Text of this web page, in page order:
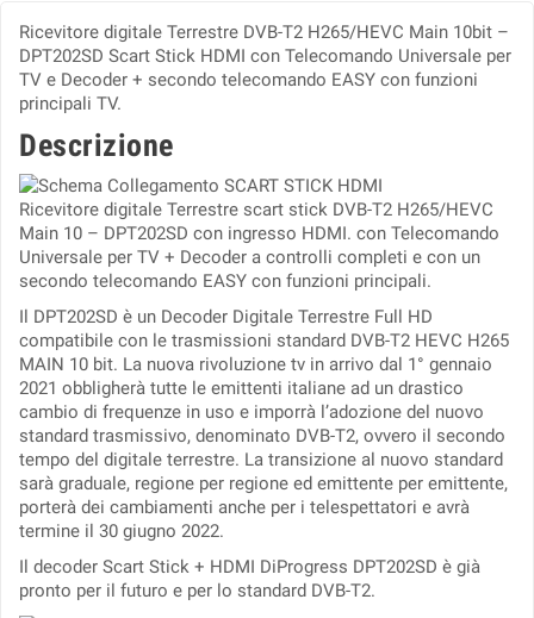
Ricevitore digitale Terrestre DVB-T2 H265/HEVC Main 10bit –
DPT202SD Scart Stick HDMI con Telecomando Universale per
TV e Decoder + secondo telecomando EASY con funzioni
principali TV.
Descrizione
Ricevitore digitale Terrestre scart stick DVB-T2 H265/HEVC
Main 10 – DPT202SD con ingresso HDMI. con Telecomando
Universale per TV + Decoder a controlli completi e con un
secondo telecomando EASY con funzioni principali.
Il DPT202SD è un Decoder Digitale Terrestre Full HD
compatibile con le trasmissioni standard DVB-T2 HEVC H265
MAIN 10 bit. La nuova rivoluzione tv in arrivo dal 1° gennaio
2021 obbligherà tutte le emittenti italiane ad un drastico
cambio di frequenze in uso e imporrà l’adozione del nuovo
standard trasmissivo, denominato DVB-T2, ovvero il secondo
tempo del digitale terrestre. La transizione al nuovo standard
sarà graduale, regione per regione ed emittente per emittente,
porterà dei cambiamenti anche per i telespettatori e avrà
termine il 30 giugno 2022.
Il decoder Scart Stick + HDMI DiProgress DPT202SD è già
pronto per il futuro e per lo standard DVB-T2.